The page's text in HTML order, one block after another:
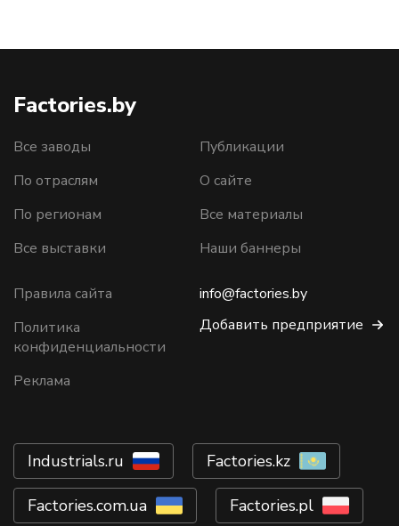
Factories.by
Все заводы
По отраслям
По регионам
Все выставки
Публикации
О сайте
Все материалы
Наши баннеры
Правила сайта
Политика
конфиденциальности
Реклама
info@factories.by
Добавить предприятие
Industrials.ru Factories.kz
Factories.com.ua Factories.pl